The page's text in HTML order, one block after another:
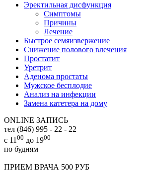
Эректильная дисфункция
Симптомы
Причины
Лечение
Быстрое семяизвержение
Снижение полового влечения
Простатит
Уретрит
Аденома простаты
Мужское бесплодие
Анализ на инфекции
Замена катетера на дому
ONLINE ЗАПИСЬ
тел (846) 995 - 22 - 22
с 11 00 до 1900
по будням
ПРИЕМ ВРАЧА 500 РУБ